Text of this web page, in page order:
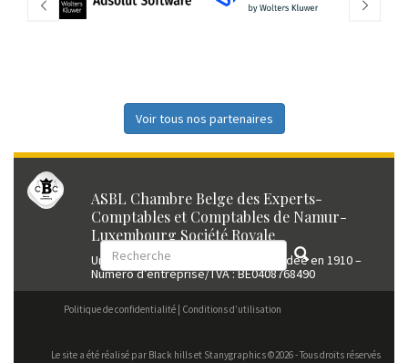
Voir tous nos partenaires
ASBL Chambre Belge des Experts-
Comptables et Comptables de Namur-
Luxembourg Société Royale
Union professionnelle reconnue fondée en 1910 –
Numéro d’entreprise/TVA : BE0408768490
Politique de confidentialité Conditions d’utilisation
Le site a été réalisé par Black hillset Stanygraphics ©2026 - Tous droits réservés